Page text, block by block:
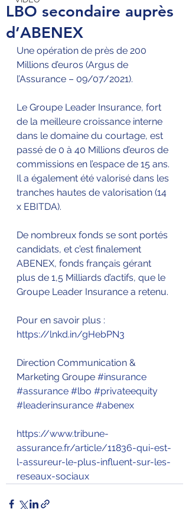
LBO secondaire auprès
d’ABENEX
Une opération de près de 200
Millions d’euros (Argus de
l’Assurance – 09/07/2021).
Le Groupe Leader Insurance, fort
de la meilleure croissance interne
dans le domaine du courtage, est
passé de 0 à 40 Millions d’euros de
commissions en l’espace de 15 ans.
Il a également été valorisé dans les
tranches hautes de valorisation (14
x EBITDA).
De nombreux fonds se sont portés
candidats, et c’est finalement
ABENEX, fonds français gérant
plus de 1,5 Milliards d’actifs, que le
Groupe Leader Insurance a retenu.
Pour en savoir plus :
https://lnkd.in/gHebPN3
Direction Communication &
Marketing Groupe #insurance
#assurance #lbo #privateequity
#leaderinsurance #abenex
https://www.tribune-
assurance.fr/article/11836-qui-est-
l-assureur-le-plus-influent-sur-les-
reseaux-sociaux